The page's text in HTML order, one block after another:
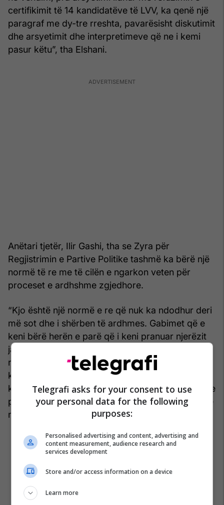
certifikimit të 14 kandidatëve të LVV, ka qenë një
paragraf me dy-tre rreshta, pavarësisht diskutimit
dhe arsyetimit dhe interpretimeve që ne i kemi
pasur këtu”, tha Elshani.
Anëtari tjetër, Ilir Gashi, tha se Zyra për
Regjistrimin e Partive Politike tashmë ka bërë një
normë të re me të cilën e ngarkon veten për
proceset e ardhshme zgjedhore.
“Kjo është një normë e re që nuk ka ndodhur deri
më sot dhe i shërben të ardhmes. Gabimet që e
keni bërë herën e parë që i keni pranuar njerëzit
jashtë afatit dhe me përgjigje që e keni dhënë në
raport me PZAP e keni bërë një normë të re, e
keni ngarkuar veten dhe Zyrën sepse tashmë e
kemi një normë të re që do t'i shërbejë subjekteve
politike deri në fund t’i mbushin listat e tyre gjë që
nuk ka ndodhur më parë”, tha Gashi.
Telegrafi asks for your consent to use
your personal data for the following
purposes:
Personalised advertising and content, advertising and
content measurement, audience research and
services development
Store and/or access information on a device
Learn more